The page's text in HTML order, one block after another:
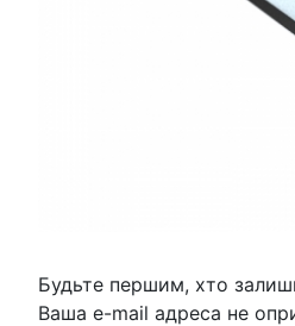
Будьте першим, хто
Ваша e-mail адреса не